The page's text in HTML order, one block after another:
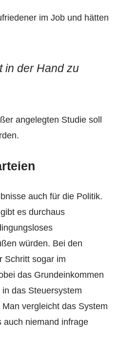
im Job und hätten
in der Hand zu
angelegten Studie soll
auch für die Politik.
es durchaus
würden. Bei den
Schritt sogar im
das Grundeinkommen
das Steuersystem
vergleicht das System
auch niemand infrage